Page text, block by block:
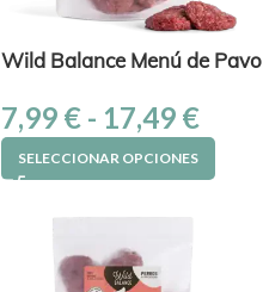
Wild Balance Menú de Pavo
7,99 € - 17,49 €
SELECCIONAR OPCIONES